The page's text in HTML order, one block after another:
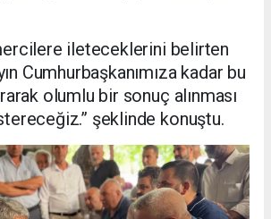
ileteceklerini belirten
Cumhurbaşkanımıza kadar bu
olumlu bir sonuç alınması
şeklinde konuştu.